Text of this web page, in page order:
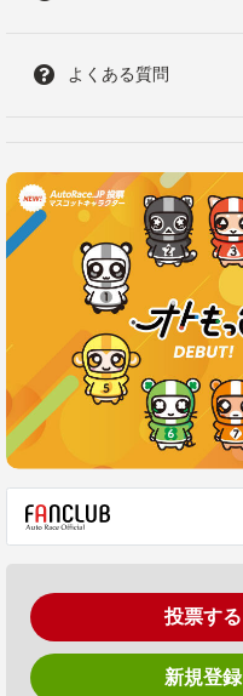
よくある質問
投票する
新規登録